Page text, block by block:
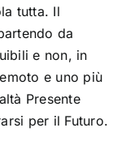
tutta. Il
da
e non, in
e uno più
Presente
per il Futuro.